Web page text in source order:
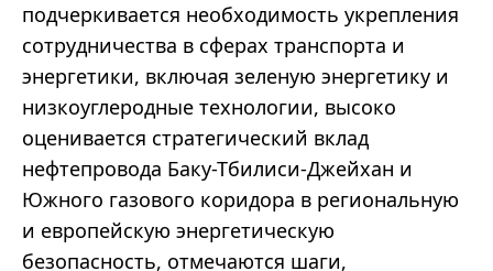
подчеркивается необходимость укрепления
сотрудничества в сферах транспорта и
энергетики, включая зеленую энергетику и
низкоуглеродные технологии, высоко
оценивается стратегический вклад
нефтепровода Баку-Тбилиси-Джейхан и
Южного газового коридора в региональную
и европейскую энергетическую
безопасность, отмечаются шаги,